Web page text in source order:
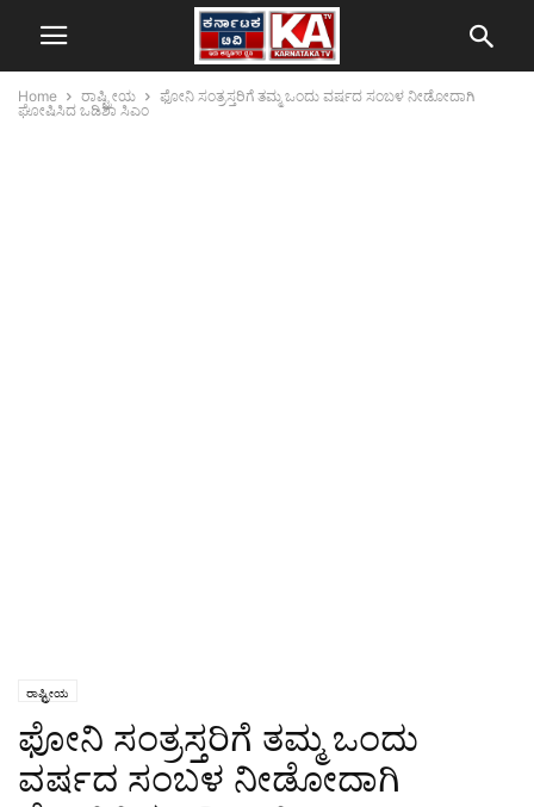
Home ರಾಷ್ಟ್ರೀಯ
ಫೋನಿ ಸಂತ್ರಸ್ತರಿಗೆ ತಮ್ಮ ಒಂದು ವರ್ಷದ ಸಂಬಳ ನೀಡೋದಾಗಿ
ಘೋಷಿಸಿದ ಒಡಿಶಾ ಸಿಎಂ
ರಾಷ್ಟ್ರೀಯ
ಫೋನಿ ಸಂತ್ರಸ್ತರಿಗೆ ತಮ್ಮ ಒಂದು
ವರ್ಷದ ಸಂಬಳ ನೀಡೋದಾಗಿ